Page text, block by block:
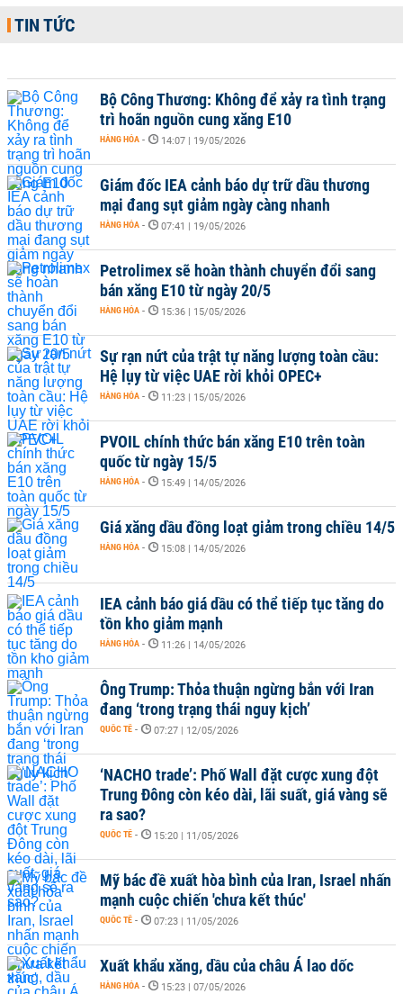
TIN TỨC
Bộ Công Thương: Không để xảy ra tình trạng
trì hoãn nguồn cung xăng E10
HÀNG HÓA - 14:07 | 19/05/2026
Giám đốc IEA cảnh báo dự trữ dầu thương
mại đang sụt giảm ngày càng nhanh
HÀNG HÓA - 07:41 | 19/05/2026
Petrolimex sẽ hoàn thành chuyển đổi sang
bán xăng E10 từ ngày 20/5
HÀNG HÓA - 15:36 | 15/05/2026
Sự rạn nứt của trật tự năng lượng toàn cầu:
Hệ lụy từ việc UAE rời khỏi OPEC+
HÀNG HÓA - 11:23 | 15/05/2026
PVOIL chính thức bán xăng E10 trên toàn
quốc từ ngày 15/5
HÀNG HÓA - 15:49 | 14/05/2026
Giá xăng dầu đồng loạt giảm trong chiều 14/5
HÀNG HÓA - 15:08 | 14/05/2026
IEA cảnh báo giá dầu có thể tiếp tục tăng do
tồn kho giảm mạnh
HÀNG HÓA - 11:26 | 14/05/2026
Ông Trump: Thỏa thuận ngừng bắn với Iran
đang ‘trong trạng thái nguy kịch’
QUỐC TẾ - 07:27 | 12/05/2026
‘NACHO trade’: Phố Wall đặt cược xung đột
Trung Đông còn kéo dài, lãi suất, giá vàng sẽ
ra sao?
QUỐC TẾ - 15:20 | 11/05/2026
Mỹ bác đề xuất hòa bình của Iran, Israel nhấn
mạnh cuộc chiến 'chưa kết thúc'
QUỐC TẾ - 07:23 | 11/05/2026
Xuất khẩu xăng, dầu của châu Á lao dốc
HÀNG HÓA - 15:23 | 07/05/2026